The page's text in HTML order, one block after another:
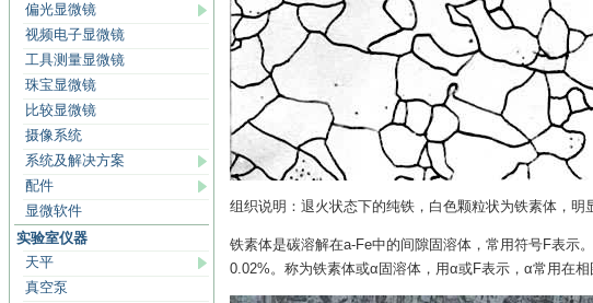
偏光显微镜
视频电子显微镜
工具测量显微镜
珠宝显微镜
比较显微镜
摄像系统
系统及解决方案
配件
显微软件
实验室仪器
天平
真空泵
组织说明：退火状态下的纯铁，白色颗粒状为铁素体，明
铁素体是碳溶解在a-Fe中的间隙固溶体，常用符号F表示
0.02%。称为铁素体或α固溶体，用α或F表示，α常用在